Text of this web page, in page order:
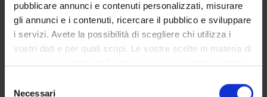
pubblicare annunci e contenuti personalizzati, misurare
gli annunci e i contenuti, ricercare il pubblico e sviluppare
i servizi. Avete la possibilità di scegliere chi utilizza i
vostri dati e per quali scopi. Le vostre scelte in materia di
modificare o revocare il proprio consenso in qualsiasi
Necessari
Presentazione
Come iscriversi
Piani didattici